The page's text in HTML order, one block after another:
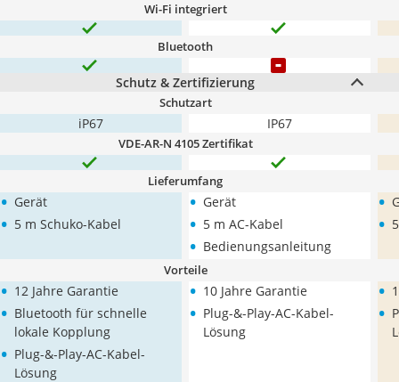
Wi-Fi integriert
Bluetooth
Schutz & Zertifizierung
Schutzart
iP67 IP67
VDE-AR-N 4105 Zertifikat
Lieferumfang
• Gerät
• 5 m Schuko-Kabel
• Gerät
• 5 m AC-Kabel
• Bedienungsanleitung
•
•
Vorteile
• 12 Jahre Garantie
• Bluetooth für schnelle
lokale Kopplung
• Plug-&-Play-AC-Kabel-
Lösung
• 10 Jahre Garantie
• Plug-&-Play-AC-Kabel-
Lösung
•
•